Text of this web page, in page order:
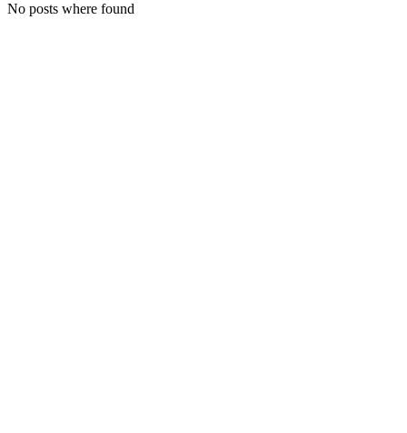
No posts where found